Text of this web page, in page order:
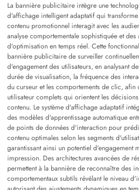
La bannière publicitaire intègre une
d'affichage intelligent adaptatif qui
contenu promotionnel interagit avec les
analyse comportementale sophistiquée et des
d'optimisation en temps réel. Cette
bannière publicitaire de surveiller
d'engagement des utilisateurs, en analysant
durée de visualisation, la fréquence des
du curseur et les comportements de clic,
utilisateur complets qui orientent les
contenu. Le système d'affichage adaptatif
des modèles d'apprentissage automatique
de points de données d'interaction pour
contenu optimales selon les segments
garantissant ainsi un potentiel d'engagement
impression. Des architectures avancées de
permettent à la bannière de reconnaître des
comportementaux subtils révélant le niveau